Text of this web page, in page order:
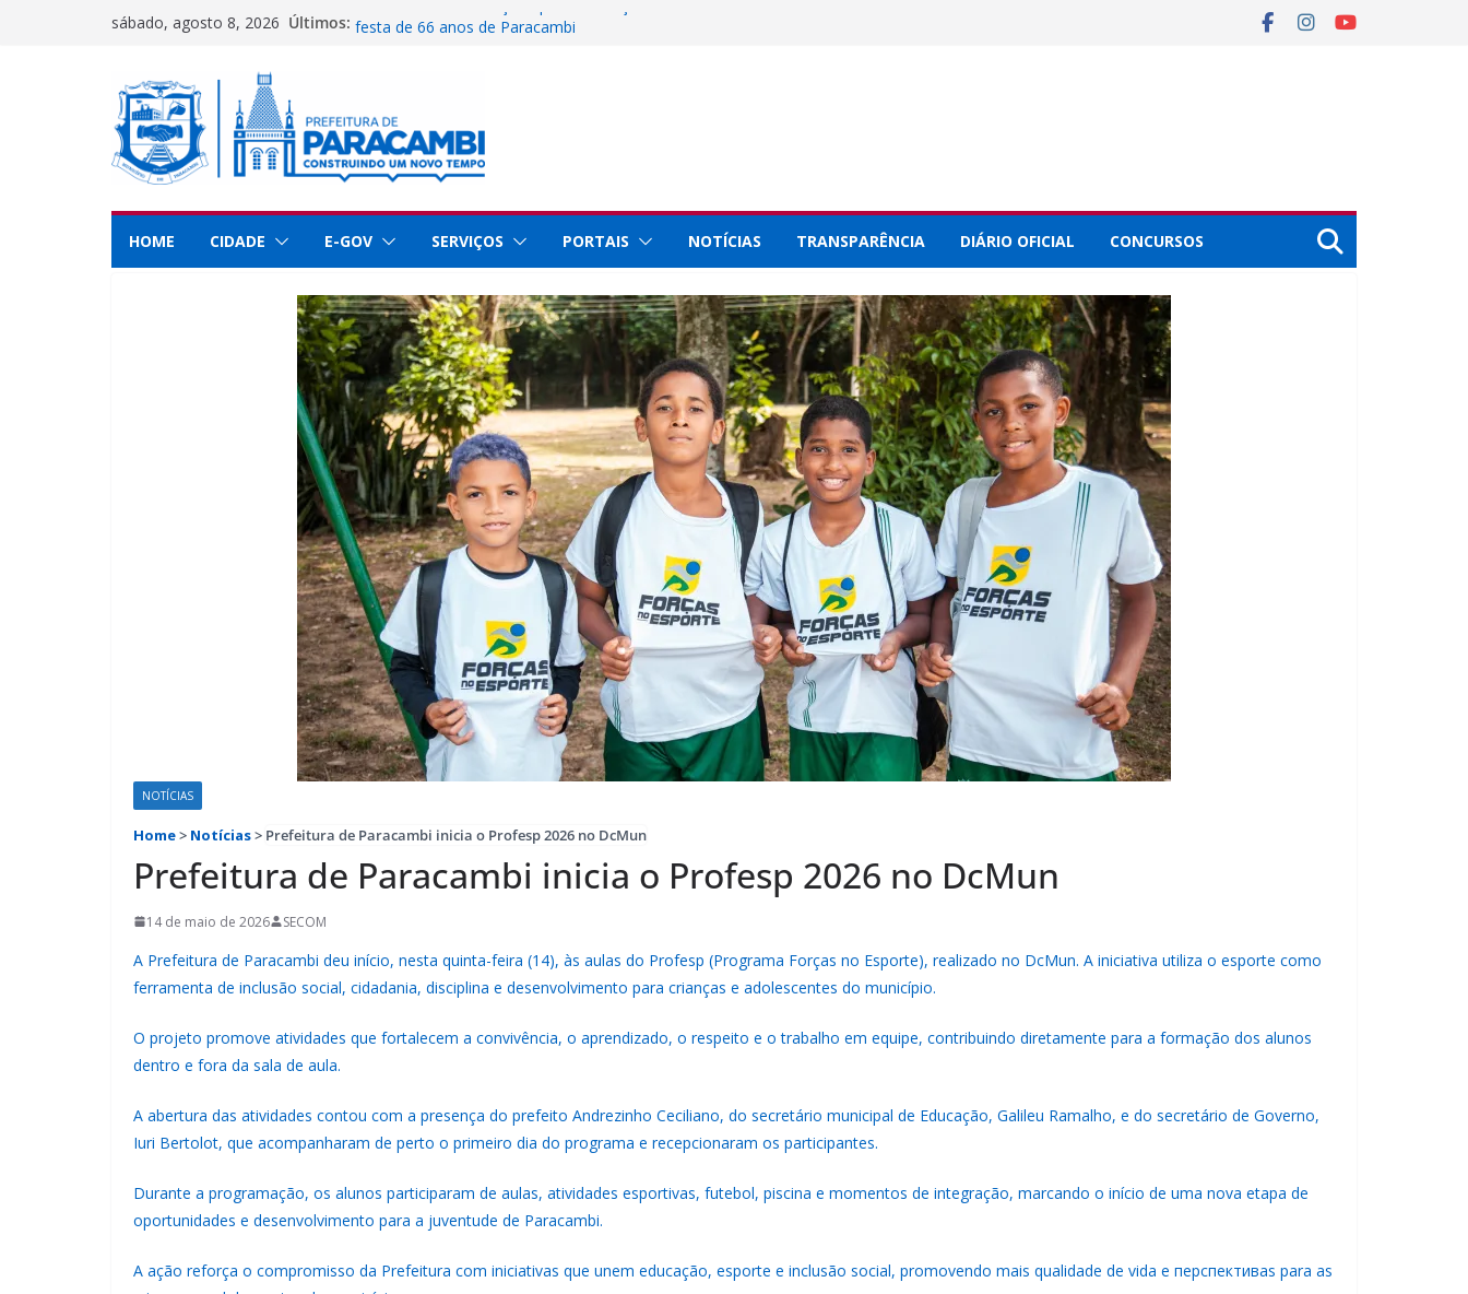
sábado, agosto 8, 2026 Últimos: Prefeitura abre inscrições para instalação de barracas na
dedicação e serviços prestados à população
Paracambi é destaque internacional por conquistas na
educação
implementar projeto esportivo no município
HOME
CIDADE E-GOV SERVIÇOS PORTAIS NOTÍCIAS TRANSPARÊNCIA DIÁRIO OFICIAL CONCURSOS
NOTÍCIAS
Home> Notícias> Prefeitura de Paracambi inicia o Profesp 2026 no DcMun
Prefeitura de Paracambi inicia o Profesp 2026 no DcMun
14 de maio de 2026 SECOM
A Prefeitura de Paracambi deu início, nesta quinta-feira (14), às aulas do Profesp (Programa Forças no Esporte), realizado no DcMun. A iniciativa utiliza o esporte como
ferramenta de inclusão social, cidadania, disciplina e desenvolvimento para crianças e adolescentes do município.
O projeto promove atividades que fortalecem a convivência, o aprendizado, o respeito e o trabalho em equipe, contribuindo diretamente para a formação dos alunos
dentro e fora da sala de aula.
A abertura das atividades contou com a presença do prefeito Andrezinho Ceciliano, do secretário municipal de Educação, Galileu Ramalho, e do secretário de Governo,
Iuri Bertolot, que acompanharam de perto o primeiro dia do programa e recepcionaram os participantes.
Durante a programação, os alunos participaram de aulas, atividades esportivas, futebol, piscina e momentos de integração, marcando o início de uma nova etapa de
oportunidades e desenvolvimento para a juventude de Paracambi.
A ação reforça o compromisso da Prefeitura com iniciativas que unem educação, esporte e inclusão social, promovendo mais qualidade de vida e перспективas para as